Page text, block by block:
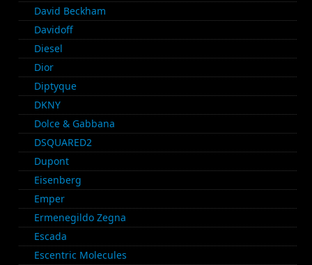
David Beckham
Davidoff
Diesel
Dior
Diptyque
DKNY
Dolce & Gabbana
DSQUARED2
Dupont
Eisenberg
Emper
Ermenegildo Zegna
Escada
Escentric Molecules